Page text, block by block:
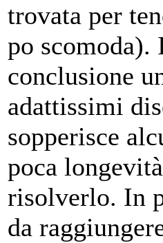
trovata per
po
conclusione
adattissimi
sopperisce
poca
risolverlo. In
da